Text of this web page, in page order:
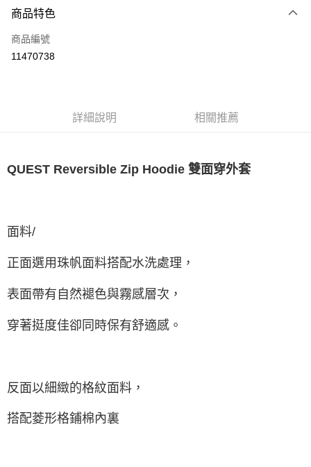
信用卡一次付款
超商取貨付款
每筆NT$60，滿NT$1,500(含以上)免運費
每筆NT$80，滿NT$1,000(含以上)免運費
宅配(自取)
付款後門市自取
商品特色
商品編號
11470738
詳細說明 相關推薦
QUEST Reversible Zip Hoodie 雙面穿外套
面料/
正面選用珠帆面料搭配水洗處理，
表面帶有自然褪色與霧感層次，
穿著挺度佳卻同時保有舒適感。
反面以細緻的格紋面料，
搭配菱形格鋪棉內裏